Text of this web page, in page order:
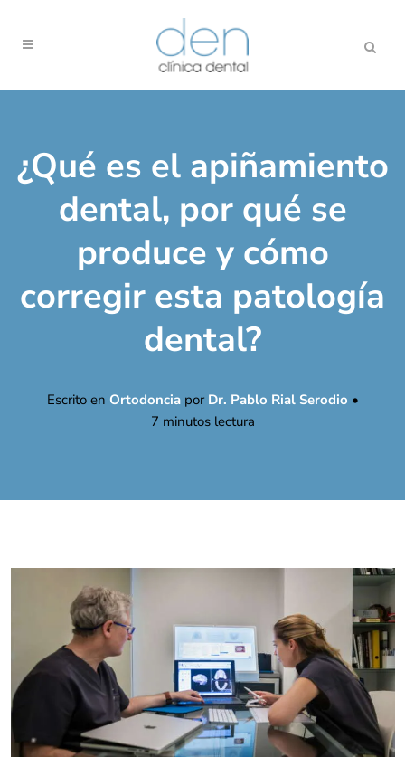
¿Qué es el apiñamiento
dental, por qué se
produce y cómo
corregir esta patología
dental?
Escrito en Ortodoncia por Dr. Pablo Rial Serodio •
7 minutos lectura